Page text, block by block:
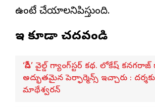
ఉంటే చేయాలనిపిస్తుంది.
ఇవి కూడా చదవండి
‘డీసీ’ వైల్డ్ గ్యాంగ్‌స్టర్ కథ. లోకేష్ కనగరాజ్
అద్భుతమైన పెర్ఫార్మెన్స్ ఇచ్చారు :
మాథేశ్వరన్